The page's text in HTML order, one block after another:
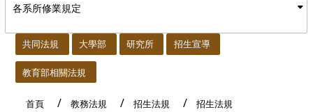
各系所修業規定
共同法規 大學部 研究所 招生宣導
教育部相關法規
首頁 教務法規 招生法規 招生法規